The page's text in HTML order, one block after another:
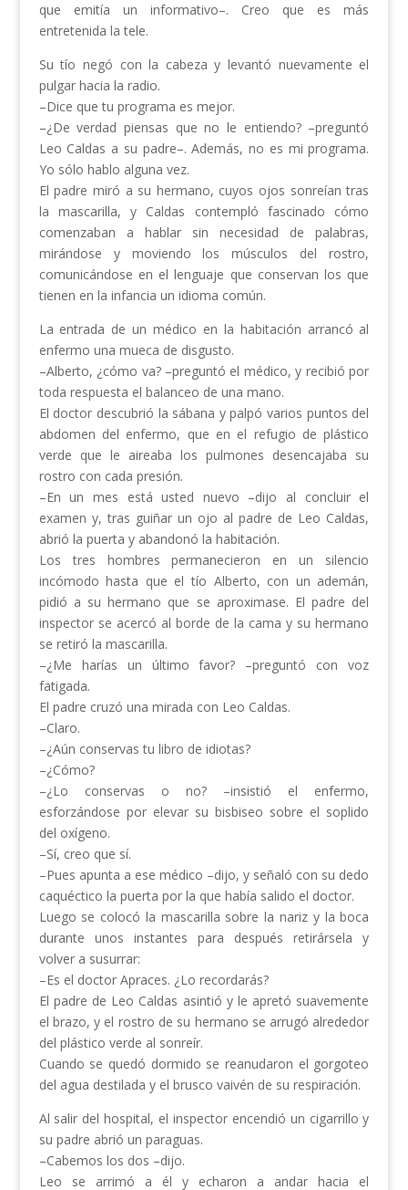
que emitía un informativo–. Creo que es más
entretenida la tele.
Su tío negó con la cabeza y levantó nuevamente el
pulgar hacia la radio.
–Dice que tu programa es mejor.
–¿De verdad piensas que no le entiendo? –preguntó
Leo Caldas a su padre–. Además, no es mi programa.
Yo sólo hablo alguna vez.
El padre miró a su hermano, cuyos ojos sonreían tras
la mascarilla, y Caldas contempló fascinado cómo
comenzaban a hablar sin necesidad de palabras,
mirándose y moviendo los músculos del rostro,
comunicándose en el lenguaje que conservan los que
tienen en la infancia un idioma común.
La entrada de un médico en la habitación arrancó al
enfermo una mueca de disgusto.
–Alberto, ¿cómo va? –preguntó el médico, y recibió por
toda respuesta el balanceo de una mano.
El doctor descubrió la sábana y palpó varios puntos del
abdomen del enfermo, que en el refugio de plástico
verde que le aireaba los pulmones desencajaba su
rostro con cada presión.
–En un mes está usted nuevo –dijo al concluir el
examen y, tras guiñar un ojo al padre de Leo Caldas,
abrió la puerta y abandonó la habitación.
Los tres hombres permanecieron en un silencio
incómodo hasta que el tío Alberto, con un ademán,
pidió a su hermano que se aproximase. El padre del
inspector se acercó al borde de la cama y su hermano
se retiró la mascarilla.
–¿Me harías un último favor? –preguntó con voz
fatigada.
El padre cruzó una mirada con Leo Caldas.
–Claro.
–¿Aún conservas tu libro de idiotas?
–¿Cómo?
–¿Lo conservas o no? –insistió el enfermo,
esforzándose por elevar su bisbiseo sobre el soplido
del oxígeno.
–Sí, creo que sí.
–Pues apunta a ese médico –dijo, y señaló con su dedo
caquéctico la puerta por la que había salido el doctor.
Luego se colocó la mascarilla sobre la nariz y la boca
durante unos instantes para después retirársela y
volver a susurrar:
–Es el doctor Apraces. ¿Lo recordarás?
El padre de Leo Caldas asintió y le apretó suavemente
el brazo, y el rostro de su hermano se arrugó alrededor
del plástico verde al sonreír.
Cuando se quedó dormido se reanudaron el gorgoteo
del agua destilada y el brusco vaivén de su respiración.
Al salir del hospital, el inspector encendió un cigarrillo y
su padre abrió un paraguas.
–Cabemos los dos –dijo.
Leo se arrimó a él y echaron a andar hacia el